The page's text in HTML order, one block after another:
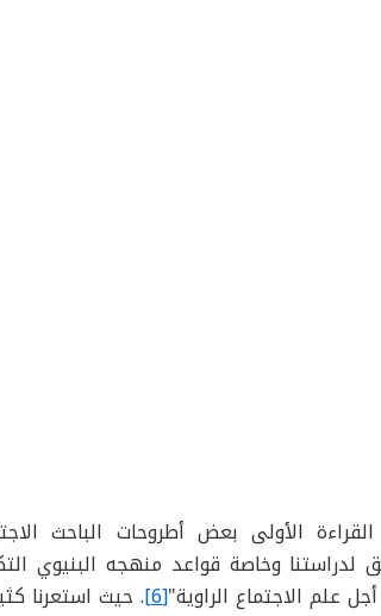
الأولى بعض أطروحات الباحث
وخاصة قواعد منهجه البنيوي
علم الاجتماع الراوية"[6] . حيث استعرنا